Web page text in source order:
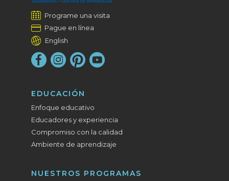
Programe una visita
Pague en línea
English
EDUCACIÓN
Enfoque educativo
Educadores y experiencia
Compromiso con la calidad
Ambiente de aprendizaje
NUESTROS PROGRAMAS